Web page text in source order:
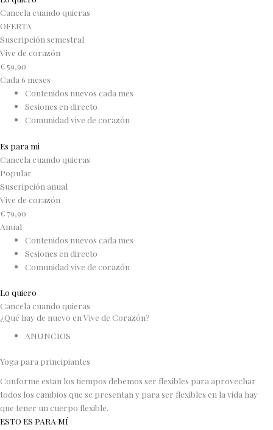
Cancela cuando quieras
OFERTA
Suscripción semestral
Vive de corazón
€59,90
Cada 6 meses
Contenidos nuevos cada mes
Sesiones en directo
Comunidad vive de corazón
Es para mi
Cancela cuando quieras
Popular
Suscripción anual
Vive de corazón
€ 79,90
Anual
Contenidos nuevos cada mes
Sesiones en directo
Comunidad vive de corazón
Lo quiero
Cancela cuando quieras
¿Qué hay de nuevo en Vive de Corazón?
ANUNCIOS
Yoga para principiantes
Conforme estan los tiempos debemos ser flexibles para aprovechar
todos los cambios que se presentan y para ser flexibles en la vida hay
que tener un cuerpo flexible.
ESTO ES PARA MÍ